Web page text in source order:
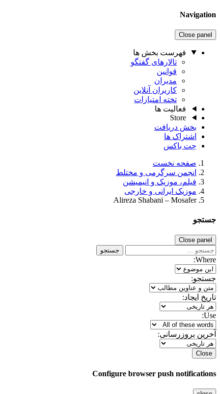
Navigation
Close panel
فهرست بخش ها
تالارهای گفتگو
قوانین
مدیران
کاربران آنلاین
تخته امتیازات
فعالیت ها
Store
بخش دریافت
اشتراک ها
چت باکس
صفحه نخست
انجمن سرگرمی و مختلط
فیلم، موزیک و انیمیشن
موزیک ایرانی و خارجی
Alireza Shabani – Mosafer
جستجو
Close panel
جستجو
Where:
جستجو:
تاریخ ایجاد:
Use:
آخرین بروزرسانی:
Close
Configure browser push notifications